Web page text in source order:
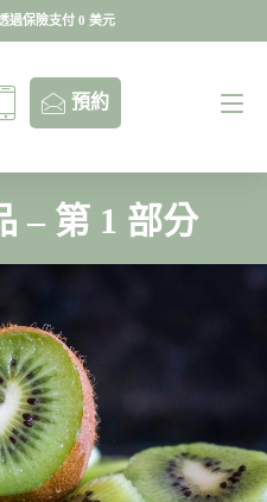
過保險支付 0 美元
過保險支付 0 美元
預約
– 第 1 部分